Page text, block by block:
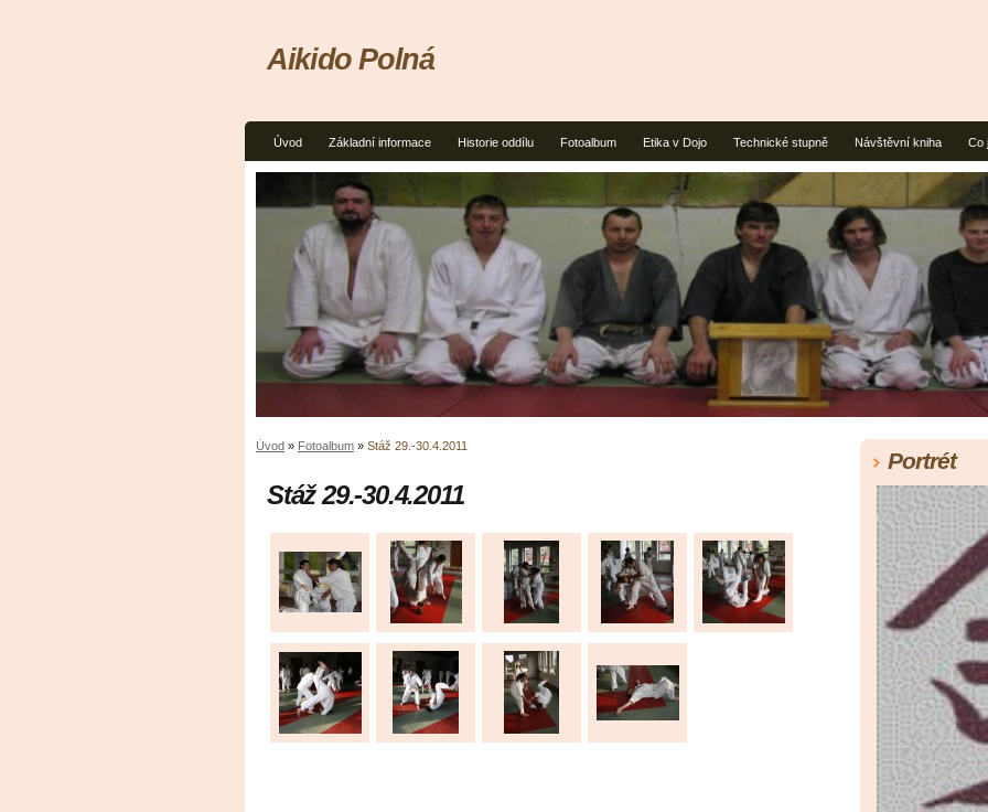
Úvod Základní informace Historie oddílu Fotoalbum Etika v Dojo Technické stupně Návštěvní kniha Co
Aikido Polná
Úvod » Fotoalbum » Stáž 29.-30.4.2011
Stáž 29.-30.4.2011
Portrét